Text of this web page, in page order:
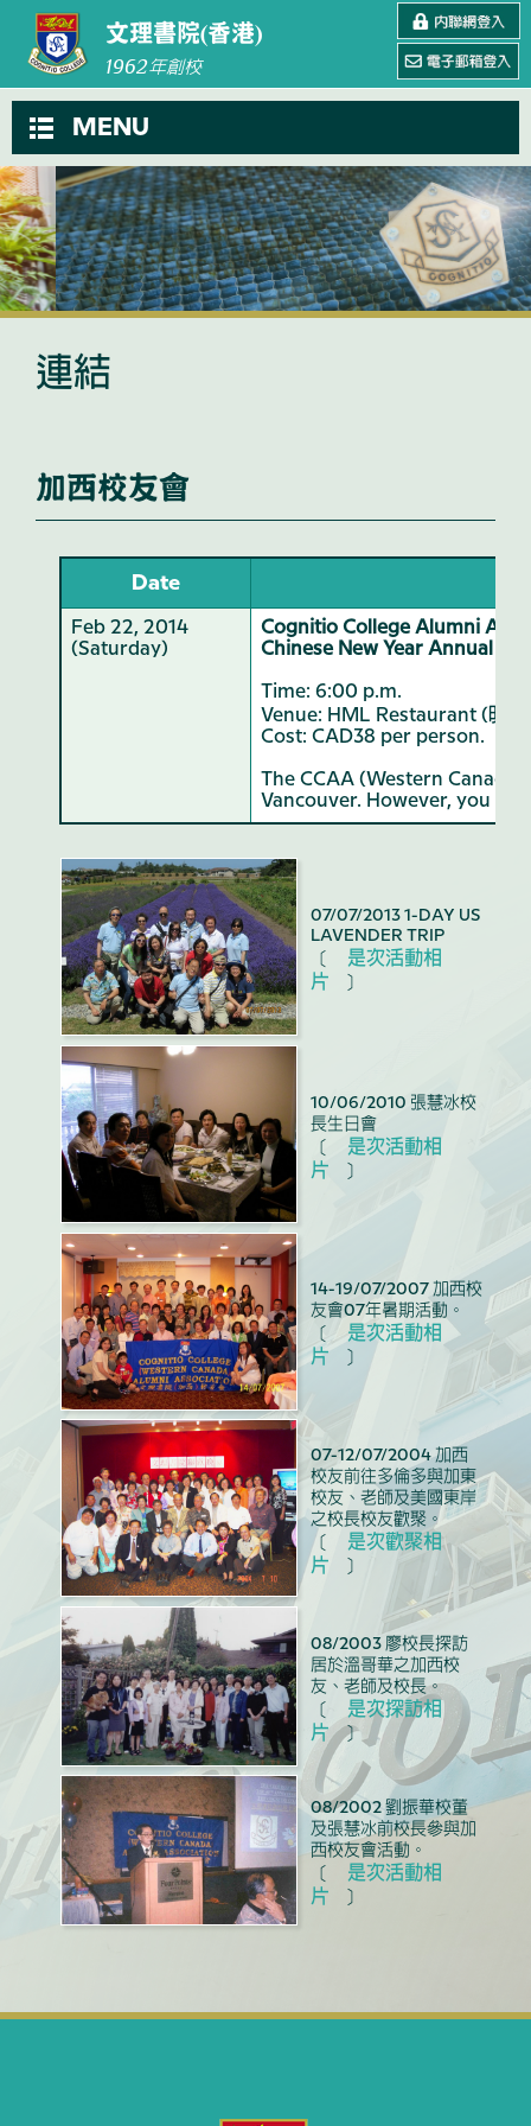
文理書院(香港)
1962年創校
MENU
連結
加西校友會
Date
Feb 22, 2014
(Saturday)
Cognitio College Alumni
Chinese New Year Annual
Time: 6:00 p.m.
Venue: HML Restaurant (明
Cost: CAD38 per person.
The CCAA (Western
Vancouver. However, you
07/07/2013 1-DAY US
LAVENDER TRIP
〔 是次活動相
片 〕
10/06/2010 張慧冰校
長生日會
〔 是次活動相
片 〕
14-19/07/2007 加西校
友會07年暑期活動。
〔 是次活動相
片 〕
07-12/07/2004 加西
校友前往多倫多與加東
校友、老師及美國東岸
之校長校友歡聚。
〔 是次歡聚相
片 〕
08/2003 廖校長探訪
居於溫哥華之加西校
友、老師及校長。
〔 是次探訪相
片 〕
08/2002 劉振華校董
及張慧冰前校長參與加
西校友會活動。
〔 是次活動相
片 〕